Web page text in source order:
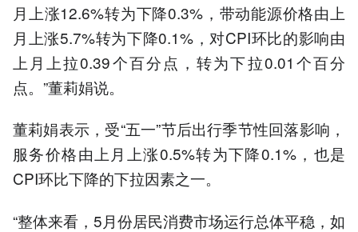
月上涨12.6%转为下降0.3%，带动能源价格由上
月上涨5.7%转为下降0.1%，对CPI环比的影响由
上月上拉0.39个百分点，转为下拉0.01个百分
点。”董莉娟说。
董莉娟表示，受“五一”节后出行季节性回落影响，
服务价格由上月上涨0.5%转为下降0.1%，也是
CPI环比下降的下拉因素之一。
“整体来看，5月份居民消费市场运行总体平稳，如